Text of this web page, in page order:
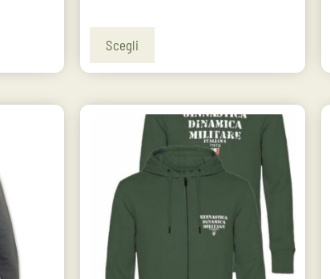
Scegli